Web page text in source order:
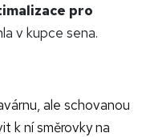
pro
v kupce sena.
ale schovanou
k ní směrovky na